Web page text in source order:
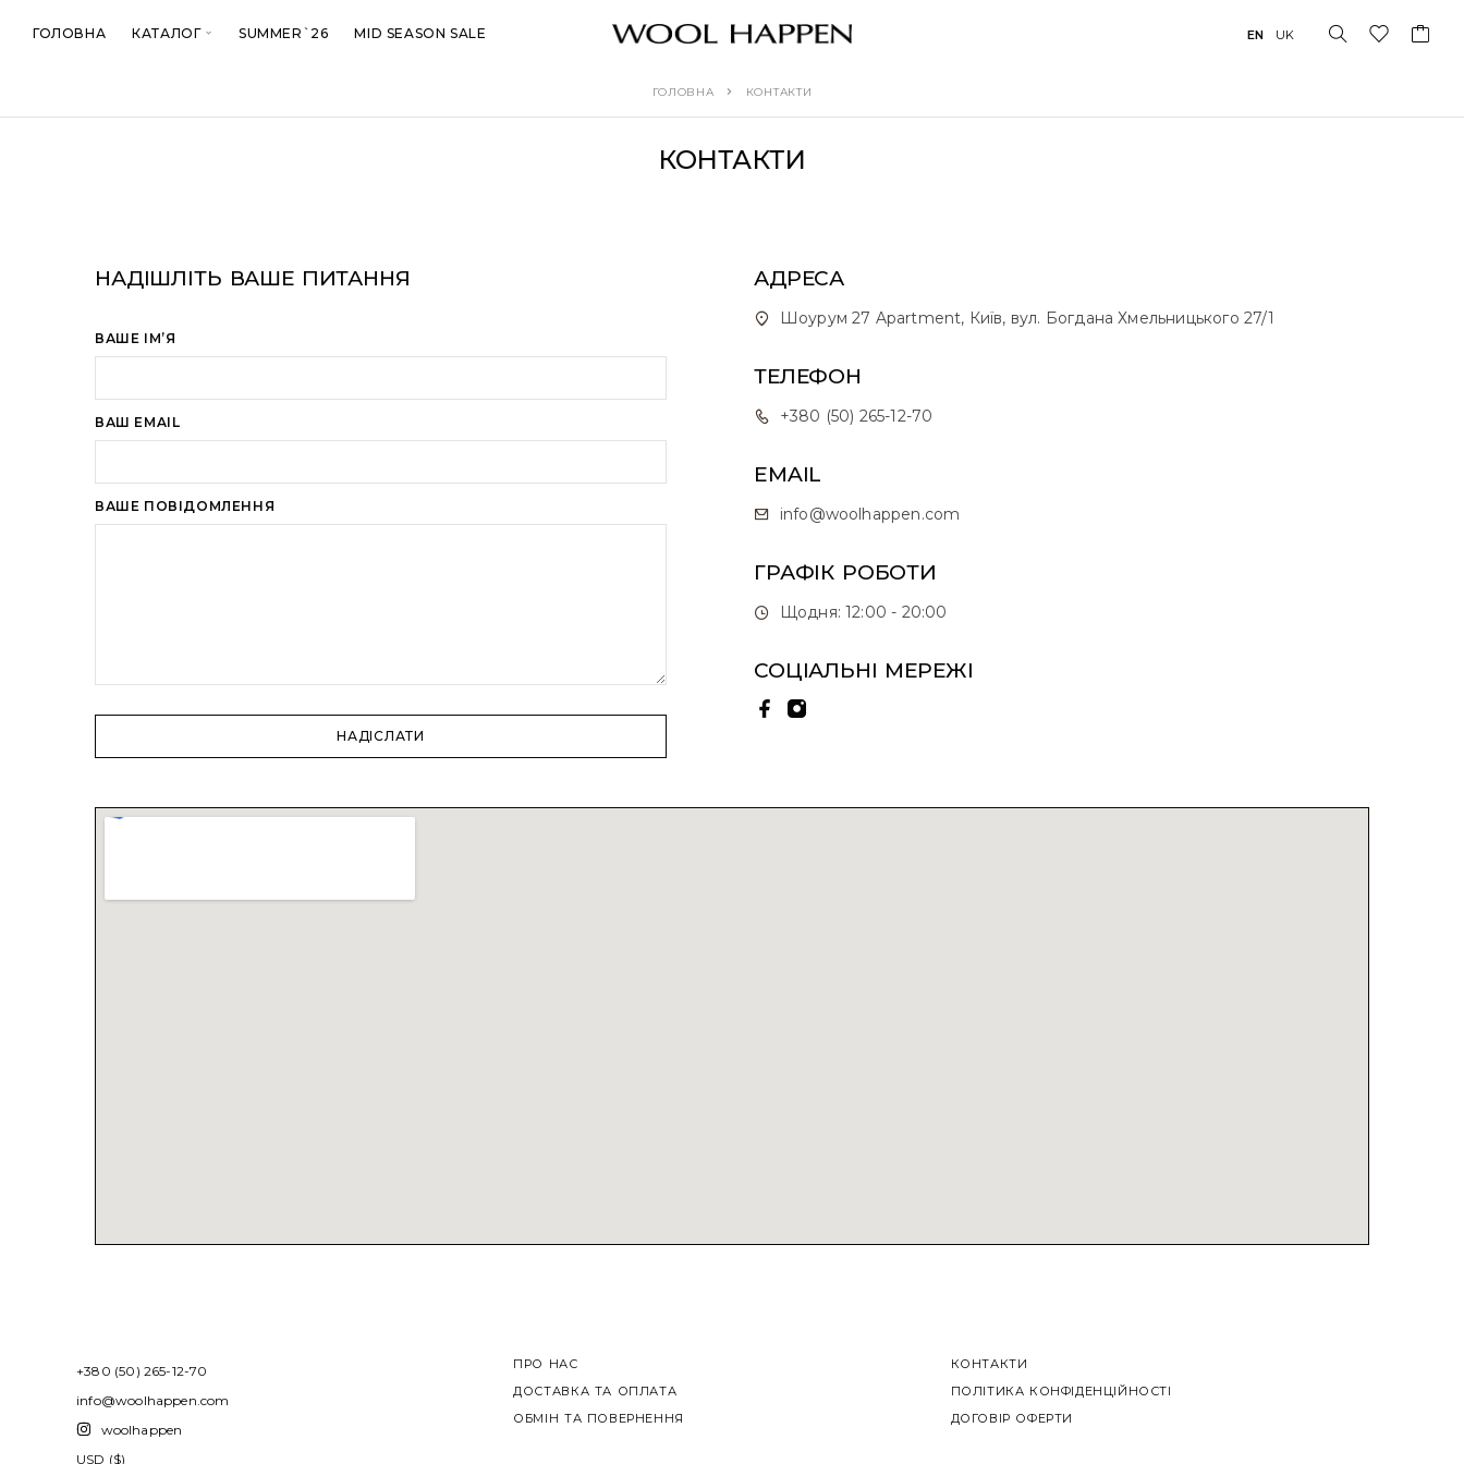
ГОЛОВНА КАТАЛОГ SUMMER`26 MID SEASON SALE EN UK
ГОЛОВНА КОНТАКТИ
КОНТАКТИ
НАДІШЛІТЬ ВАШЕ ПИТАННЯ
ВАШЕ ІМʼЯ
ВАШ EMAIL
ВАШЕ ПОВІДОМЛЕННЯ
АДРЕСА
Шоурум 27 Apartment, Київ, вул. Богдана Хмельницького 27/1
ТЕЛЕФОН
+380 (50) 265-12-70
EMAIL
info@woolhappen.com
ГРАФІК РОБОТИ
Щодня: 12:00 - 20:00
СОЦІАЛЬНІ МЕРЕЖІ
+380 (50) 265-12-70
info@woolhappen.com
woolhappen
USD ($)
ПРО НАС
ДОСТАВКА ТА ОПЛАТА
ОБМІН ТА ПОВЕРНЕННЯ
КОНТАКТИ
ПОЛІТИКА КОНФІДЕНЦІЙНОСТІ
ДОГОВІР ОФЕРТИ